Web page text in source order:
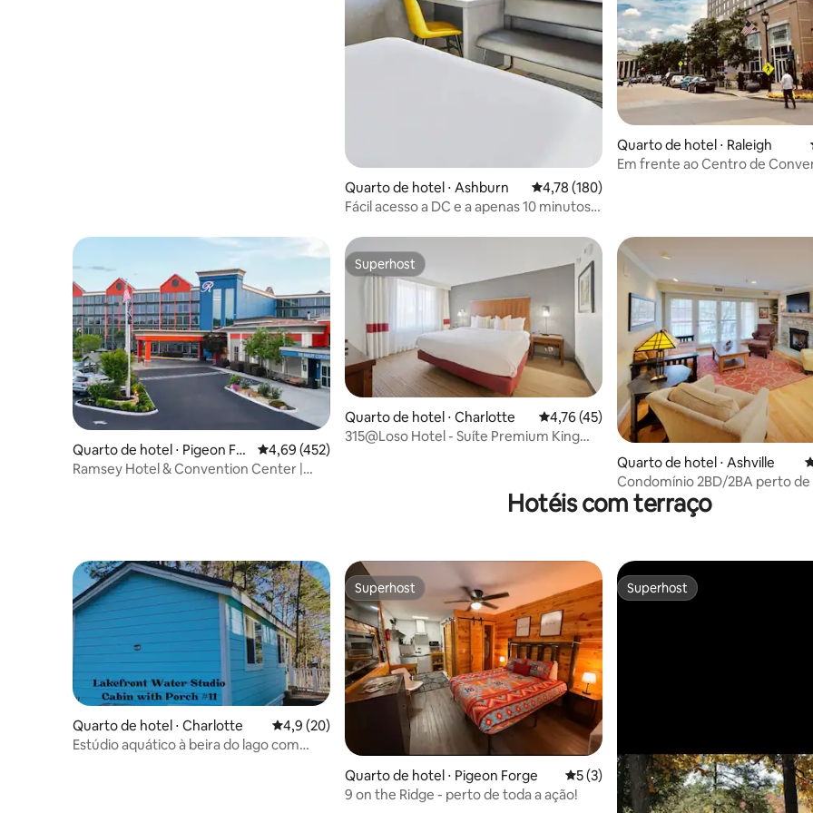
Quarto de hotel ⋅ Ashburn 4,78 de uma avaliação média de 5, 180
4,78 (180)
Fácil acesso a DC e a apenas 10 minutos
Quarto de hotel ⋅ Raleigh
Em frente ao Centro de
Quarto de hotel ⋅ Pigeon For
ge
4,69 de uma avaliação média de 5, 452 avaliações
4,69 (452)
Ramsey Hotel & Convention Center |
Superhost
Superhost
Quarto de hotel ⋅ Charlotte 4,76 de uma avaliação média de 5, 45
4,76 (45)
315@Loso Hotel - Suíte Premium King
Quarto de hotel ⋅ Ashville
Condomínio 2BD/2BA perto
Estate e centro da cidade
Hotéis com terraço
Quarto de hotel ⋅ Charlotte 4,9 de uma avaliação média de 5, 20 avaliações
4,9 (20)
Estúdio aquático à beira do lago com
Superhost
Superhost
Quarto de hotel ⋅ Pigeon Forge 5 de uma avaliação média de 5, 3
5 (3)
9 on the Ridge - perto de toda a ação!
Superhost
Superhost